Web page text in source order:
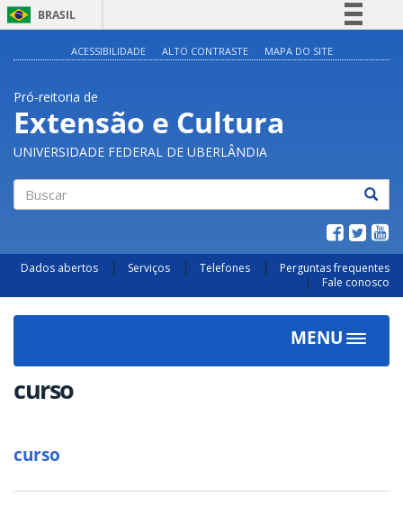
BRASIL
Acesso à informação
Legislação
Canais
ACESSIBILIDADE ALTO CONTRASTE MAPA DO SITE
Pró-reitoria de
Extensão e Cultura
UNIVERSIDADE FEDERAL DE UBERLÂNDIA
Dados abertos Serviços Telefones
Perguntas frequentes
Fale conosco
MENU
Toggle
curso
curso